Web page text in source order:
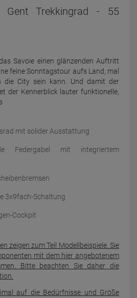
Gent Trekkingrad - 55
Savoie einen glänzenden Auftritt
feine Sonntagstour aufs Land, mal
die City sein kann. Und damit der
der Kennerblick lauter funktionelle,
mit solider Ausstattung
Federgabel mit integriertem
3x9fach-Schaltung
Cockpit
zeigen zum Teil Modellbeispiele. Sie
mit dem hier angebotenem
Bitte beachten Sie daher die
auf die Bedürfnisse und Größe